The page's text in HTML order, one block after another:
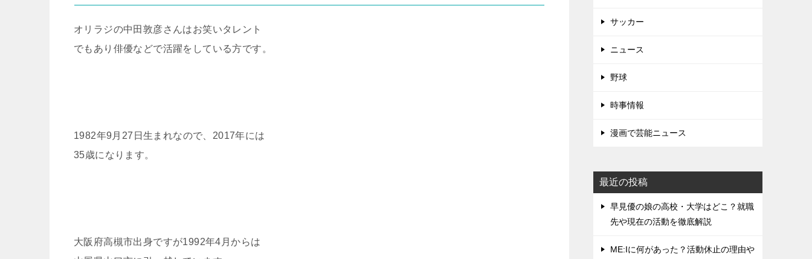
オリラジの中田敦彦さんはお笑いタレント
でもあり俳優などで活躍をしている方です。
1982年9月27日生まれなので、2017年には
35歳になります。
大阪府高槻市出身ですが1992年4月からは
サッカー
ニュース
野球
時事情報
漫画で芸能ニュース
最近の投稿
早見優の娘の高校・大学はどこ？就職
先や現在の活動を徹底解説
ME:Iに何があった？活動休止の理由や